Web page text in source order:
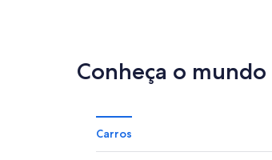
Conheça o mundo
Carros